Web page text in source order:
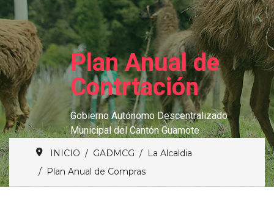
Plan Anual de
Contrtación
Gobierno Autónomo Descentralizado
Municipal del Cantón Guamote
INICIO GADMCG
La Alcaldia
Plan Anual de Compras